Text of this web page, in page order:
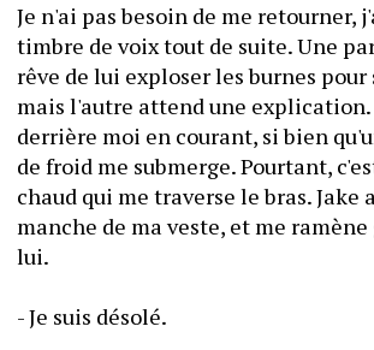
Je n'ai pas besoin de me retourner,
timbre de voix tout de suite. Une
rêve de lui exploser les burnes pour
mais l'autre attend une
derrière moi en courant, si bien
de froid me submerge. Pourtant,
chaud qui me traverse le bras. Jake
manche de ma veste, et me